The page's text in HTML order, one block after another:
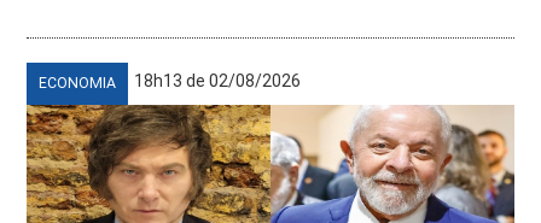
ECONOMIA 18h13 de 02/08/2026